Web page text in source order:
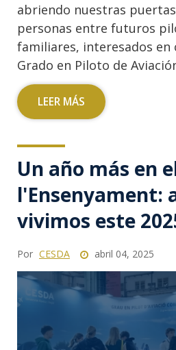
abriendo nuestras
personas entre futuros
familiares, interesados en
Grado en Piloto de
LEER MÁS
Un año más en
l'Ensenyament:
vivimos este
Por CESDA abril 04, 2025